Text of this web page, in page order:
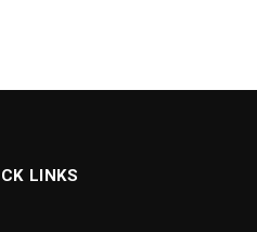
LINKS